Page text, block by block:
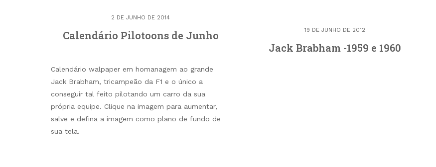
2 DE JUNHO DE 2014
Calendário Pilotoons de Junho
Calendário walpaper em homanagem ao grande
Jack Brabham, tricampeão da F1 e o único a
conseguir tal feito pilotando um carro da sua
própria equipe. Clique na imagem para aumentar,
salve e defina a imagem como plano de fundo de
sua tela.
19 DE JUNHO DE 2012
Jack Brabham -1959 e 1960